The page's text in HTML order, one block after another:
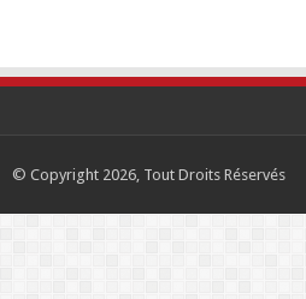
© Copyright 2026, Tout Droits Réservés